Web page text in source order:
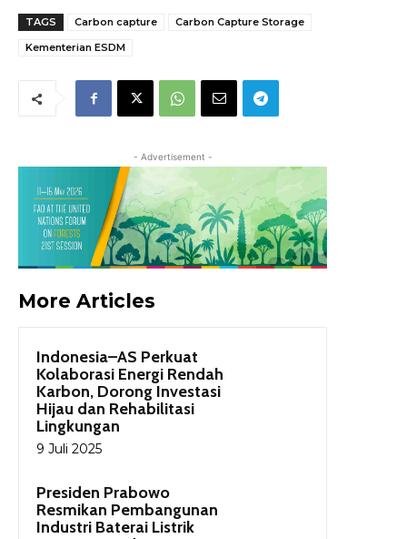
TAGS Carbon capture
Carbon Capture Storage
Kementerian ESDM
- Advertisement -
More Articles
Indonesia–AS Perkuat
Kolaborasi Energi Rendah
Karbon, Dorong Investasi
Hijau dan Rehabilitasi
Lingkungan
9 Juli 2025
Presiden Prabowo
Resmikan Pembangunan
Industri Baterai Listrik